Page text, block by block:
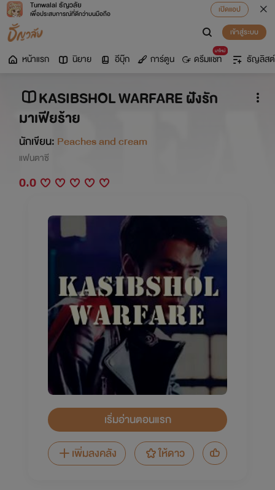
Tunwalai ธัญวลัย
เพื่อประสบการณ์ที่ดีกว่าบนมือถือ
เปิดแอป
เข้าสู่ระบบ
หน้าแรก นิยาย อีบุ๊ก การ์ตูน
มาใหม่
ดรีมแชท ธัญลิสต์
KASIBSHOL WARFARE ฝังรัก
มาเฟียร้าย
นักเขียน: Peaches and cream
แฟนตาซี
0.0
เริ่มอ่านตอนแรก
เพิ่มลงคลัง
ให้ดาว